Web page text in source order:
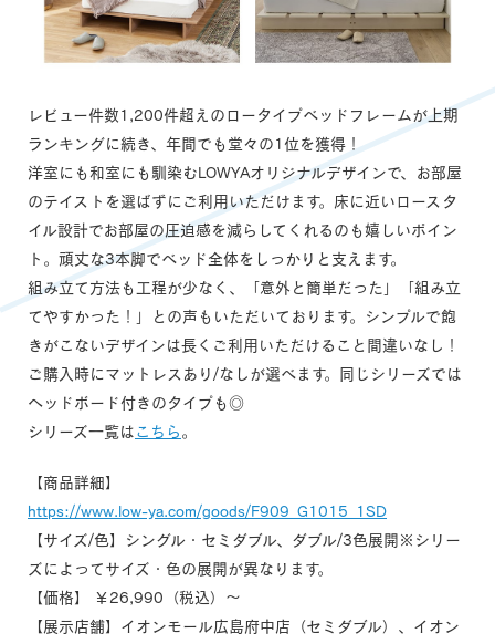
レビュー件数1,200件超えのロータイプベッドフレームが上期
ランキングに続き、年間でも堂々の1位を獲得！
洋室にも和室にも馴染むLOWYAオリジナルデザインで、お部屋
のテイストを選ばずにご利用いただけます。床に近いロースタ
イル設計でお部屋の圧迫感を減らしてくれるのも嬉しいポイン
ト。頑丈な3本脚でベッド全体をしっかりと支えます。
組み立て方法も工程が少なく、「意外と簡単だった」「組み立
てやすかった！」との声もいただいております。シンプルで飽
きがこないデザインは長くご利用いただけること間違いなし！
ご購入時にマットレスあり/なしが選べます。同じシリーズでは
ヘッドボード付きのタイプも◎
シリーズ一覧は こちら 。
【商品詳細】
https://www.low-ya.com/goods/F909_G1015_1SD
【サイズ/色】シングル・セミダブル、ダブル/3色展開※シリー
ズによってサイズ・色の展開が異なります。
【価格】 ￥26,990（税込）～
【展示店舗】イオンモール広島府中店（セミダブル）、イオン